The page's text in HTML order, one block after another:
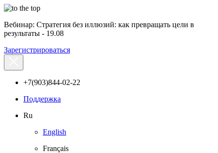
Вебинар: Стратегия без иллюзий: как превращать цели в
результаты - 19.08
Зарегистрироваться
+7(903)844-02-22
Поддержка
Ru
English
Français